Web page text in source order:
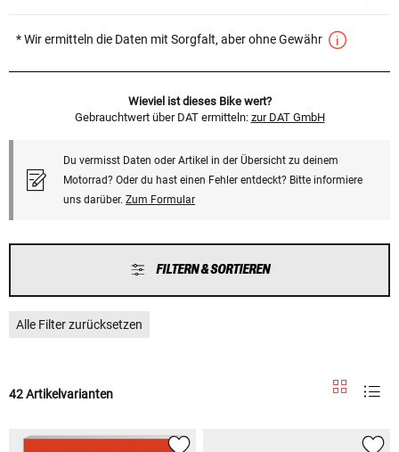
* Wir ermitteln die Daten mit Sorgfalt, aber ohne Gewähr
Wieviel ist dieses Bike wert?
Gebrauchtwert über DAT ermitteln: zur DAT GmbH
Du vermisst Daten oder Artikel in der Übersicht zu deinem
Motorrad? Oder du hast einen Fehler entdeckt? Bitte informiere
uns darüber. Zum Formular
FILTERN & SORTIEREN
Alle Filter zurücksetzen
42 Artikelvarianten